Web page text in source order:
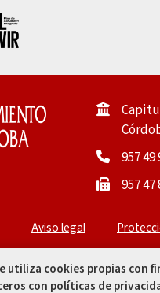
957 49
957 47
Aviso legal
utiliza cookies propias con
con políticas de